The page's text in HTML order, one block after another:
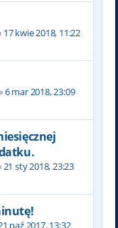
17 kwie 2018, 11:22
6 mar 2018, 23:09
21 sty 2018, 23:23
paź 2017, 13:32